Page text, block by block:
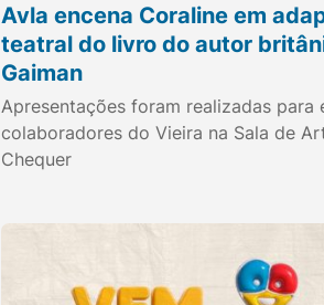
Avla encena Coraline em
teatral do livro do autor
Gaiman
Apresentações foram realizadas para
colaboradores do Vieira na Sala de
Chequer